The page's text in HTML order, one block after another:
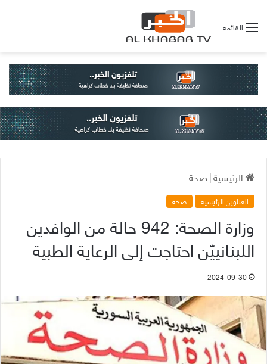
القائمة
الرئيسية|صحة
العناوين الرئيسية صحة
وزارة الصحة: 942 حالة من الوافدين
اللبنانييّن احتاجت إلى الرعاية الطبية
2024-09-30